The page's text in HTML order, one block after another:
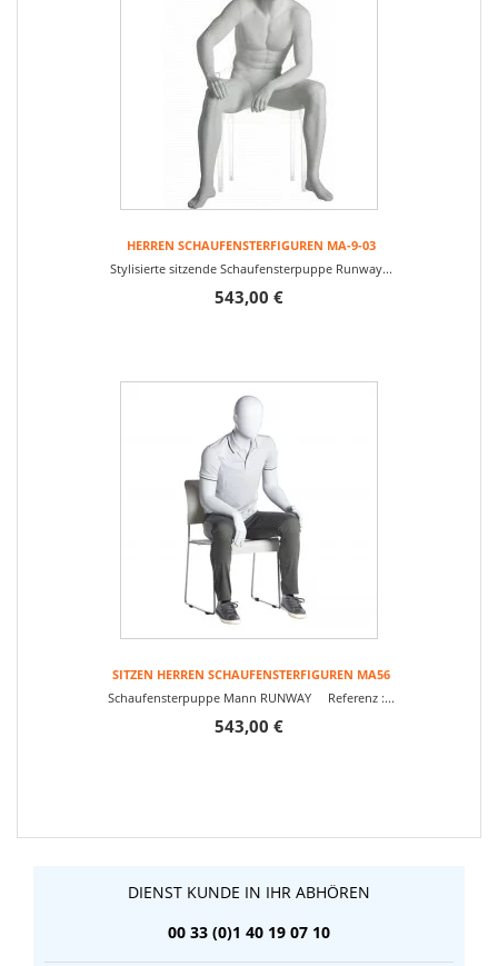
HERREN SCHAUFENSTERFIGUREN MA-9-03
Stylisierte sitzende Schaufensterpuppe Runway...
543,00 €
SITZEN HERREN SCHAUFENSTERFIGUREN MA56
Schaufensterpuppe Mann RUNWAY Referenz :...
543,00 €
DIENST KUNDE IN IHR ABHÖREN
00 33 (0)1 40 19 07 10